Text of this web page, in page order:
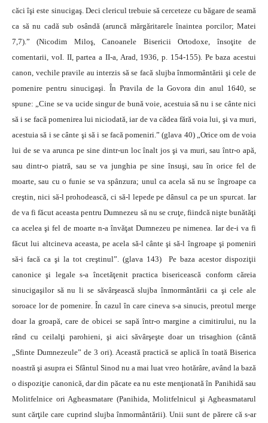
căci îşi este sinucigaş. Deci clericul trebuie să cerceteze cu băgare de seamă
ca să nu cadă sub osândă (aruncă mărgăritarele înaintea porcilor; Matei
7,7).” (Nicodim Miloş, Canoanele Bisericii Ortodoxe, însoţite de
comentarii, voI. II, partea a II-a, Arad, 1936, p. 154-155). Pe baza acestui
canon, vechile pravile au interzis să se facă slujba înmormântării şi cele de
pomenire pentru sinucigaşi. În Pravila de la Govora din anul 1640, se
spune: „Cine se va ucide singur de bună voie, acestuia să nu i se cânte nici
să i se facă pomenirea lui niciodată, iar de va cădea fără voia lui, şi va muri,
acestuia să i se cânte şi să i se facă pomeniri.” (glava 40) „Orice om de voia
lui de se va arunca pe sine dintr-un loc înalt jos şi va muri, sau într-o apă,
sau dintr-o piatră, sau se va junghia pe sine însuşi, sau în orice fel de
moarte, sau cu o funie se va spânzura; unul ca acela să nu se îngroape ca
creştin, nici să-l prohodească, ci să-l lepede pe dânsul ca pe un spurcat. Iar
de va fi făcut aceasta pentru Dumnezeu să nu se cruţe, fiindcă nişte bunătăţi
ca acelea şi fel de moarte n-a învăţat Dumnezeu pe nimenea. Iar de-i va fi
făcut lui altcineva aceasta, pe acela să-l cânte şi să-l îngroape şi pomeniri
să-i facă ca şi la tot creştinul”. (glava 143) Pe baza acestor dispoziţii
canonice şi legale s-a încetăţenit practica bisericească conform căreia
sinucigaşilor să nu li se săvârşească slujba înmormântării ca şi cele ale
soroace lor de pomenire. În cazul în care cineva s-a sinucis, preotul merge
doar la groapă, care de obicei se sapă într-o margine a cimitirului, nu la
rând cu ceilalţi parohieni, şi aici săvârşeşte doar un trisaghion (cântă
„Sfinte Dumnezeule” de 3 ori). Această practică se aplică în toată Biserica
noastră şi asupra ei Sfântul Sinod nu a mai luat vreo hotărâre, având la bază
o dispoziţie canonică, dar din păcate ea nu este menţionată în Panihidă sau
Molitfelnice ori Agheasmatare (Panihida, Molitfelnicul şi Agheasmatarul
sunt cărţile care cuprind slujba înmormântării). Unii sunt de părere că s-ar